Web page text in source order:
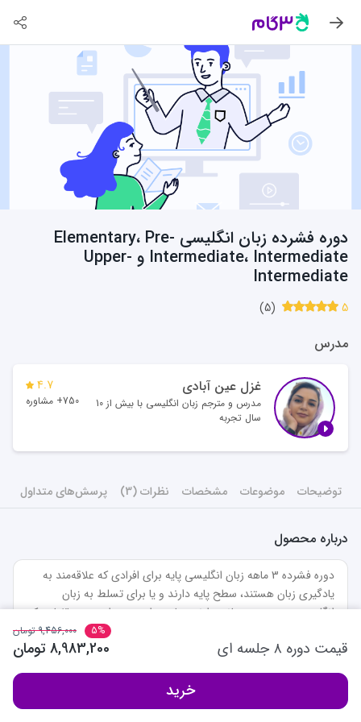
دوره فشرده زبان انگلیسی Elementary، Pre-
Intermediate، Intermediate و Upper-
Intermediate
5
(
5
)
مدرس
غزل عین آبادی
مدرس و مترجم زبان انگلیسی با بیش از 10
سال تجربه
4.7
750+ مشاوره
توضیحات موضوعات مشخصات نظرات (3) پرسش‌های متداول
درباره محصول
شامل 12 جلسه‌ی 3ساعته/ 24 جلسه 1.5 ساعته می‌باشد، کتاب Four
Corners که از بروزترین کتاب‌های یادگیری زبان انگلیسی می‌باشد به
می‌شود. با توجه به لزوم یادگیری و تقویت مهارت‌ها وجود یک کتاب
قیمت دوره ۸ جلسه ای
5%
9,456,000 تومان
8,983,200تومان
خرید